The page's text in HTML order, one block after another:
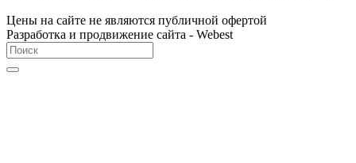
Цены на сайте не являются публичной офертой
Разработка и продвижение сайта - Webest